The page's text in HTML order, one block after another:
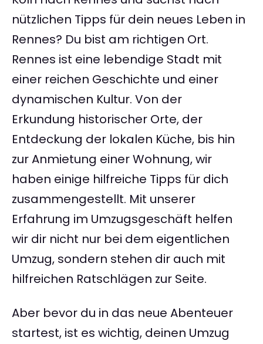
nützlichen Tipps für dein neues Leben in
Rennes? Du bist am richtigen Ort.
Rennes ist eine lebendige Stadt mit
einer reichen Geschichte und einer
dynamischen Kultur. Von der
Erkundung historischer Orte, der
Entdeckung der lokalen Küche, bis hin
zur Anmietung einer Wohnung, wir
haben einige hilfreiche Tipps für dich
zusammengestellt. Mit unserer
Erfahrung im Umzugsgeschäft helfen
wir dir nicht nur bei dem eigentlichen
Umzug, sondern stehen dir auch mit
hilfreichen Ratschlägen zur Seite.
Aber bevor du in das neue Abenteuer
startest, ist es wichtig, deinen Umzug